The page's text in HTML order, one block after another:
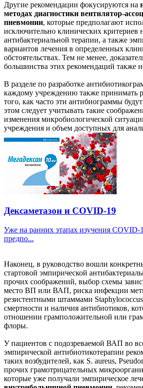
Другие рекомендации фокусируются на
методах диагностики вентилятор-
пневмонии, которые предполагают
исключительно клинических критериев
антибактериальной терапии, а также
вариантов лечения в определенных
обстоятельствах. Тем не менее,
большинства этих рекомендаций также
В разделе по разработке
каждому учреждению также принимать
того, как часто эти антибиограммы
этом следует учитывать такие
изменения микробиологической
учреждения и объем доступных для
Дексаметазон и COVID-19
Уже на ранних этапах изучения COVID-
предпо...
Наконец, в руководство вошли
стартовой эмпирической
прочих соображений, выбор схемы
место ВП или ВАП, риска инфекции
резистентными штаммами Staphylococcus
смертности и наличия антибиотиков,
отношении грамположительной или
флоры.
У пациентов с подозреваемой ВАП во
эмпирической антибиотикотерапии
таких возбудителей, как S. aureus,
прочих грамотрицательных
которые уже получали эмпирическое